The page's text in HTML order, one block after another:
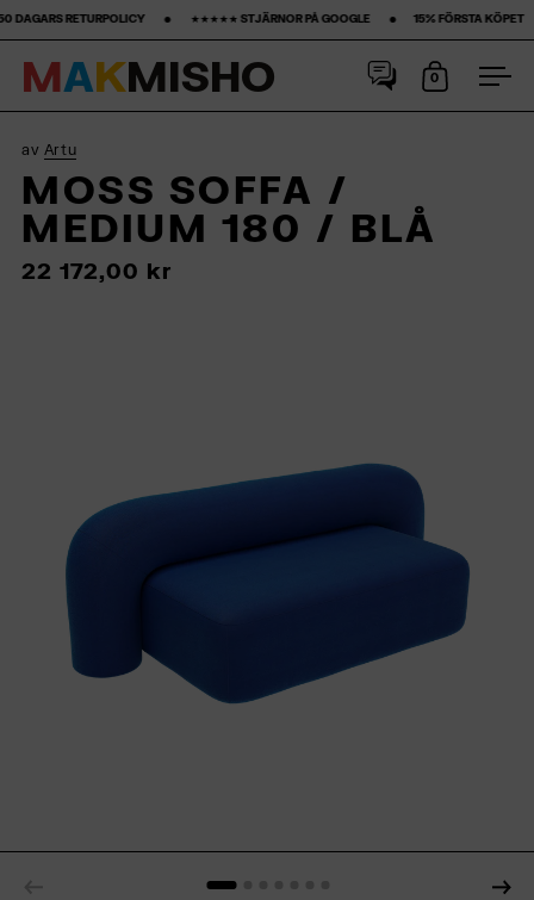
•‎ ‎ ‎ ‎ ‎ ‎ ‎ ‎ ★★★★★ STJÄRNOR PÅ GOOGLE ‎ ‎ ‎ ‎ ‎ ‎ ‎ •‎ ‎ ‎ ‎ ‎ ‎ ‎ ‎15% FÖRSTA KÖPET‎ ‎ ‎ ‎ ‎ ‎ ‎ ‎ •‎ ‎ ‎ ‎ ‎ ‎ ‎ ‎ GRATIS
MAKMISHO Öppna
0
av Artu
MOSS SOFFA /
MEDIUM 180 / BLÅ
22 172,00 kr